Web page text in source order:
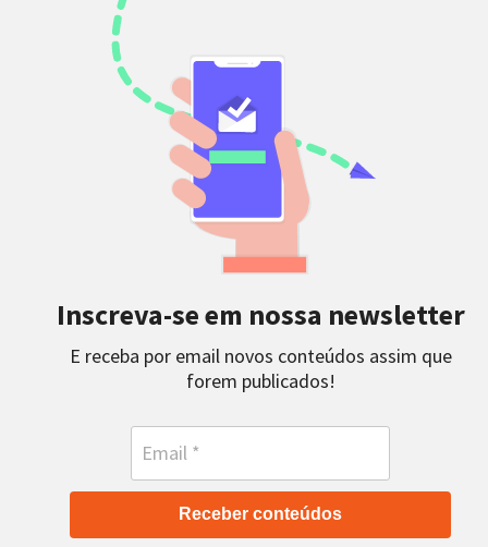
Inscreva-se em nossa newsletter
E receba por email novos conteúdos assim que
forem publicados!
Receber conteúdos